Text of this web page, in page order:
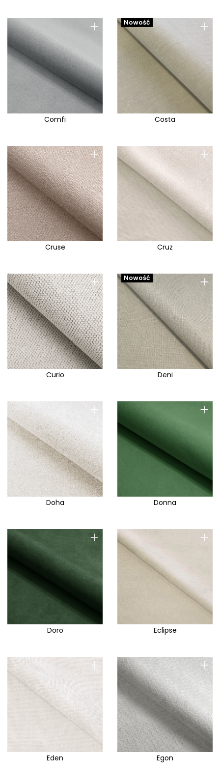
+
Comfi
+
Nowość
Costa
+
Cruse
+
Cruz
+
Curio
+
Nowość
Deni
+
Doha
+
Donna
+
Doro
+
Eclipse
+
Eden
+
Egon